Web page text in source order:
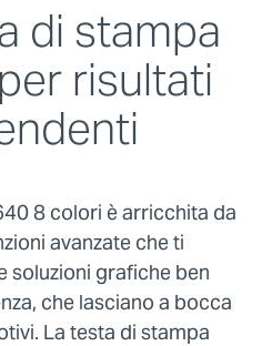
di stampa
risultati
8 colori è arricchita da
avanzate che ti
grafiche ben
che lasciano a bocca
La testa di stampa